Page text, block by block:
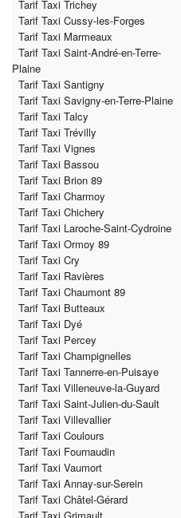
Tarif Taxi Trichey
Tarif Taxi Cussy-les-Forges
Tarif Taxi Marmeaux
Tarif Taxi Saint-André-en-Terre-
Plaine
Tarif Taxi Santigny
Tarif Taxi Savigny-en-Terre-Plaine
Tarif Taxi Talcy
Tarif Taxi Trévilly
Tarif Taxi Vignes
Tarif Taxi Bassou
Tarif Taxi Brion 89
Tarif Taxi Charmoy
Tarif Taxi Chichery
Tarif Taxi Laroche-Saint-Cydroine
Tarif Taxi Ormoy 89
Tarif Taxi Cry
Tarif Taxi Ravières
Tarif Taxi Chaumont 89
Tarif Taxi Butteaux
Tarif Taxi Dyé
Tarif Taxi Percey
Tarif Taxi Champignelles
Tarif Taxi Tannerre-en-Puisaye
Tarif Taxi Villeneuve-la-Guyard
Tarif Taxi Saint-Julien-du-Sault
Tarif Taxi Villevallier
Tarif Taxi Coulours
Tarif Taxi Fournaudin
Tarif Taxi Vaumort
Tarif Taxi Annay-sur-Serein
Tarif Taxi Châtel-Gérard
Tarif Taxi Grimault